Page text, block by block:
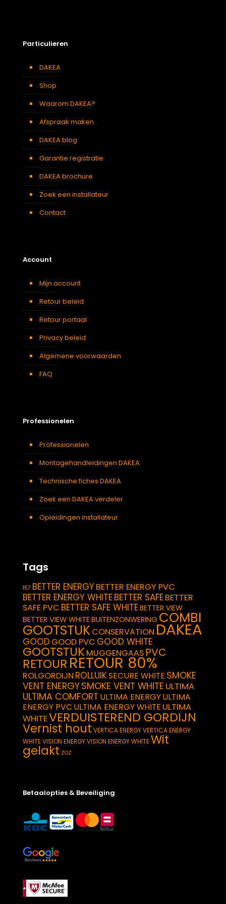
Particulieren
DAKEA
Shop
Waarom DAKEA?
Afspraak maken
DAKEA blog
Garantie registratie
DAKEA brochure
Zoek een installateur
Contact
Account
Mijn account
Retour beleid
Retour portaal
Privacy beleid
Algemene voorwaarden
FAQ
Professionelen
Professionelen
Montagehandleidingen DAKEA
Technische fiches DAKEA
Zoek een DAKEA verdeler
Opleidingen installateur
Tags
157 BETTER ENERGYBETTER ENERGY PVC
BETTER ENERGY WHITEBETTER SAFEBETTER
SAFE PVC BETTER SAFE WHITEBETTER VIEW
BETTER VIEW WHITEBUITENZONWERING COMBI
GOOTSTUKCONSERVATION DAKEA
GOOD GOOD PVC GOOD WHITE
GOOTSTUKMUGGENGAAS PVC
RETOUR RETOUR 80%
ROLGORDIJN ROLLUIKSECURE WHITE SMOKE
VENT ENERGYSMOKE VENT WHITE ULTIMA
ULTIMA COMFORT ULTIMA ENERGYULTIMA
ENERGY PVC ULTIMA ENERGY WHITE ULTIMA
WHITEVERDUISTEREND GORDIJN
Vernist hout VERTICA ENERGYVERTICA ENERGY
WHITEVISION ENERGYVISION ENERGY WHITEWit
gelakt ZOZ
Betaalopties & Beveiliging